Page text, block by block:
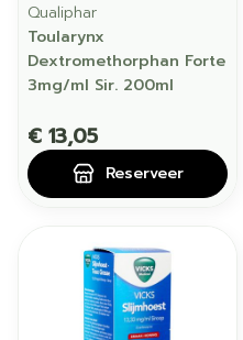
Qualiphar
Toularynx
Dextromethorphan Forte
3mg/ml Sir. 200ml
€ 13,05
Reserveer